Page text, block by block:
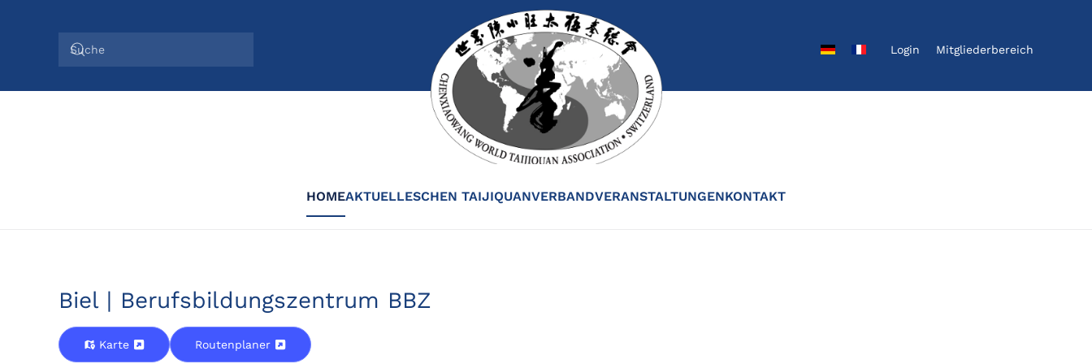
Zum Hauptinhalt springen Login Mitgliederbereich
HOMEAKTUELLESCHEN TAIJIQUANVERBANDVERANSTALTUNGENKONTAKT
Biel | Berufsbildungszentrum BBZ
Karte Routenplaner